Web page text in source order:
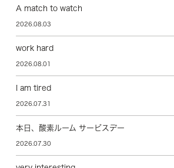
A match to watch
2026.08.03
work hard
2026.08.01
I am tired
2026.07.31
本日、酸素ルーム サービスデー
2026.07.30